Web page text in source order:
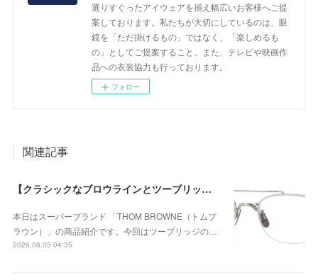
選りすぐったアイウェアを揃え幅広いお客様へご提
案しております。私たちが大切にしているのは、眼
鏡を「ただ掛けるもの」ではなく、「楽しめるも
の」としてご提案すること。また、テレビや映画作
品への衣装協力も行っております。
フォロー
関連記事
【クラシックなブロウラインとツーブリッジが際立つ、知的で洗練された新作のチタンフレーム】THOM BROWNE（トムブラウン） UEO960A-045-53が入荷！
本日はスーパーブランド 「THOM BROWNE（トムブ
ラウン）」の商品紹介です。今回はツーブリッジの…
2026.08.05 04:35